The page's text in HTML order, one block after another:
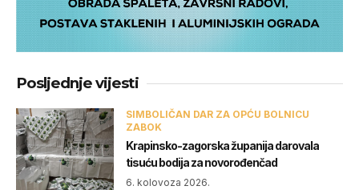
Posljednje vijesti
SIMBOLIČAN DAR ZA OPĆU BOLNICU
ZABOK
Krapinsko-zagorska županija darovala
tisuću bodija za novorođenčad
6. kolovoza 2026.